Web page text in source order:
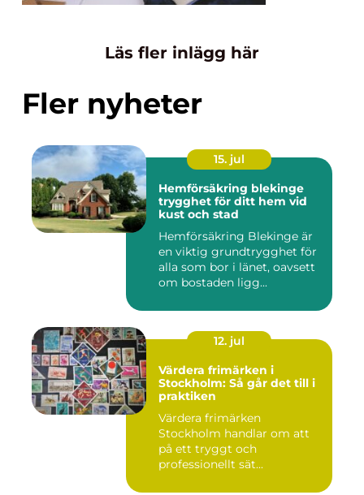
Läs fler inlägg här
Fler nyheter
15. jul
Hemförsäkring blekinge
trygghet för ditt hem vid
kust och stad
Hemförsäkring Blekinge är
en viktig grundtrygghet för
alla som bor i länet, oavsett
om bostaden ligg...
12. jul
Värdera frimärken i
Stockholm: Så går det till i
praktiken
Värdera frimärken
Stockholm handlar om att
på ett tryggt och
professionellt sät...